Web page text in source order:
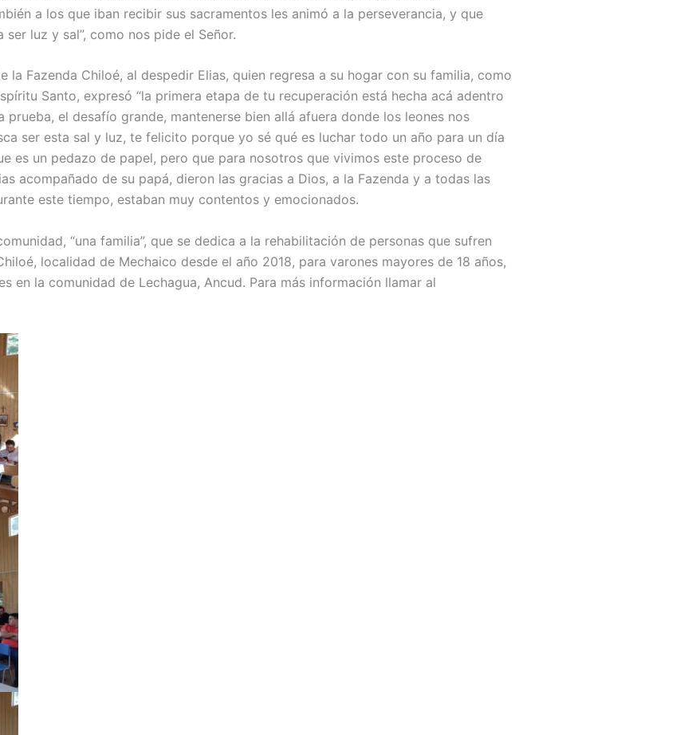
a los que iban recibir sus sacramentos les animó a la perseverancia, y que
luz y sal”, como nos pide el Señor.
la Fazenda Chiloé, al despedir Elias, quien regresa a su hogar con su familia, como
Santo, expresó “la primera etapa de tu recuperación está hecha acá adentro
prueba, el desafío grande, mantenerse bien allá afuera donde los leones nos
ser esta sal y luz, te felicito porque yo sé qué es luchar todo un año para un día
es un pedazo de papel, pero que para nosotros que vivimos este proceso de
acompañado de su papá, dieron las gracias a Dios, a la Fazenda y a todas las
este tiempo, estaban muy contentos y emocionados.
“una familia”, que se dedica a la rehabilitación de personas que sufren
localidad de Mechaico desde el año 2018, para varones mayores de 18 años,
en la comunidad de Lechagua, Ancud. Para más información llamar al